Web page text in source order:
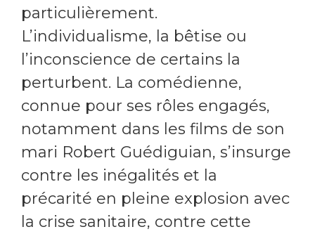
particulièrement.
L’individualisme, la bêtise ou
l’inconscience de certains la
perturbent. La comédienne,
connue pour ses rôles engagés,
notamment dans les films de son
mari Robert Guédiguian, s’insurge
contre les inégalités et la
précarité en pleine explosion avec
la crise sanitaire, contre cette